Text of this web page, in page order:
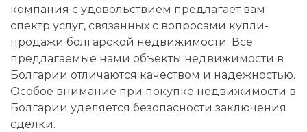
компания с удовольствием предлагает вам
спектр услуг, связанных с вопросами купли-
продажи болгарской недвижимости. Все
предлагаемые нами объекты недвижимости в
Болгарии отличаются качеством и надежностью.
Особое внимание при покупке недвижимости в
Болгарии уделяется безопасности заключения
сделки.